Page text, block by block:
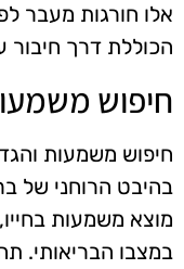
אלו חורגות מעבר
הכוללת דרך חיבור
חיפוש
חיפוש משמעות
בהיבט הרוחני של
מוצא משמעות בחייו,
במצבו הבריאותי.